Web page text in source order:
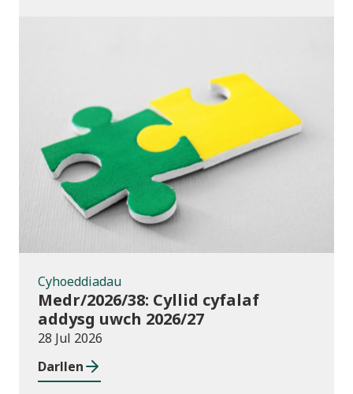
Cyhoeddiadau
Cyhoeddiadau
Medr/2026/38: Cyllid cyfalaf
addysg uwch 2026/27
28 Jul 2026
Darllen